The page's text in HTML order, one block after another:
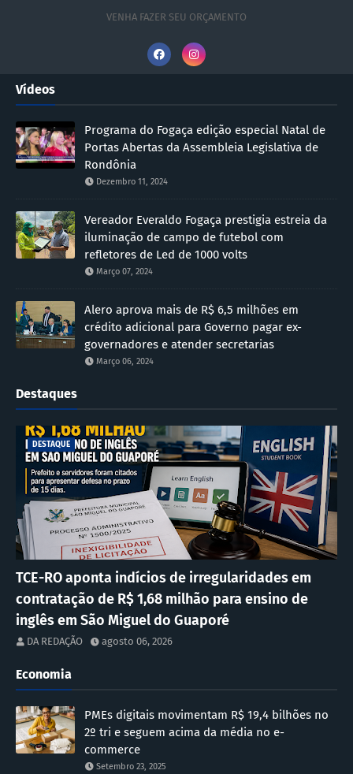
VENHA FAZER SEU ORÇAMENTO
Vídeos
Programa do Fogaça edição especial Natal de
Portas Abertas da Assembleia Legislativa de
Rondônia
Dezembro 11, 2024
Vereador Everaldo Fogaça prestigia estreia da
iluminação de campo de futebol com
refletores de Led de 1000 volts
Março 07, 2024
Alero aprova mais de R$ 6,5 milhões em
crédito adicional para Governo pagar ex-
governadores e atender secretarias
Março 06, 2024
Destaques
DESTAQUE
TCE-RO aponta indícios de irregularidades em
contratação de R$ 1,68 milhão para ensino de
inglês em São Miguel do Guaporé
DA REDAÇÃO agosto 06, 2026
Economia
PMEs digitais movimentam R$ 19,4 bilhões no
2º tri e seguem acima da média no e-
commerce
Setembro 23, 2025